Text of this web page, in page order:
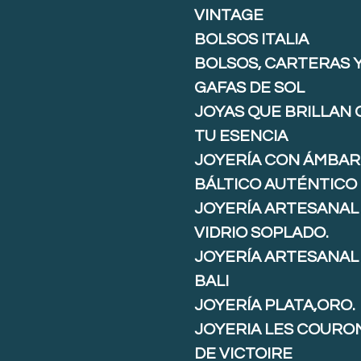
VINTAGE
BOLSOS ITALIA
BOLSOS, CARTERAS
GAFAS DE SOL
JOYAS QUE BRILLAN
TU ESENCIA
JOYERÍA CON ÁMBAR
BÁLTICO AUTÉNTICO
JOYERÍA ARTESANAL
VIDRIO SOPLADO.
JOYERÍA ARTESANAL
BALI
JOYERÍA PLATA,ORO.
JOYERIA LES
DE VICTOIRE